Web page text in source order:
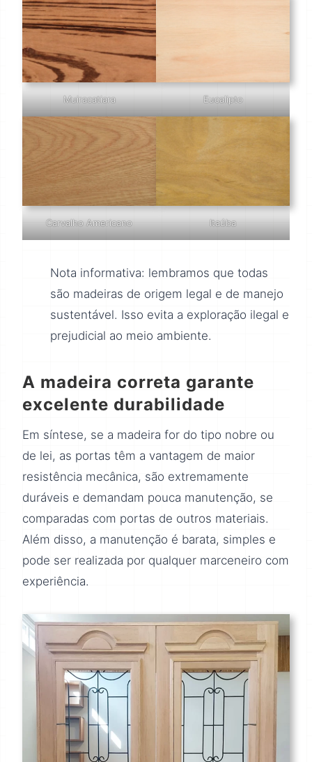
Muiracatiara Eucalipto
Carvalho Americano Itaúba
Nota informativa: lembramos que todas
são madeiras de origem legal e de manejo
sustentável. Isso evita a exploração ilegal e
prejudicial ao meio ambiente.
A madeira correta garante
excelente durabilidade
Em síntese, se a madeira for do tipo nobre ou
de lei, as portas têm a vantagem de maior
resistência mecânica, são extremamente
duráveis e demandam pouca manutenção, se
comparadas com portas de outros materiais.
Além disso, a manutenção é barata, simples e
pode ser realizada por qualquer marceneiro com
experiência.